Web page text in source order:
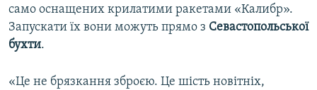
само оснащених крилатими ракетами «Калибр».
Запускати їх вони можуть прямо з Севастопольської
бухти.
«Це не брязкання зброєю. Це шість новітніх,